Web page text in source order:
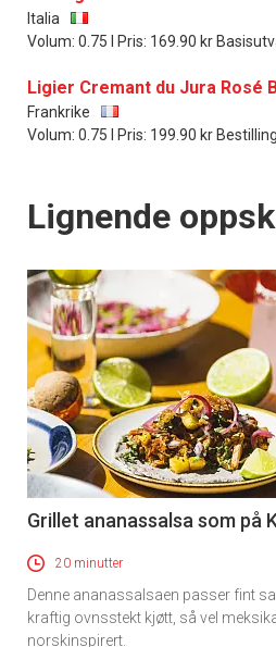
Italia
Volum: 0.75 l Pris: 169.90 kr
Ligier Cremant du Jura Rosé
Frankrike
Volum: 0.75 l Pris: 199.90 kr
Lignende
Grillet ananassalsa som på
20 minutter
Denne ananassalsaen passer fint
kraftig ovnsstekt kjøtt, så vel
norskinspirert.